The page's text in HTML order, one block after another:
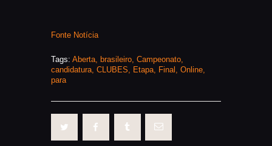
Fonte Notícia
Tags: Aberta, brasileiro, Campeonato,
candidatura, CLUBES, Etapa, Final , Online,
para